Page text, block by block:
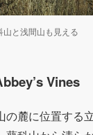
と浅間山も見える
Vines
の麓に位置する